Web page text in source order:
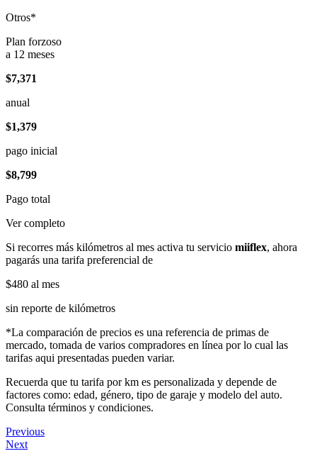
Otros*
Plan forzoso
a 12 meses
$7,371
anual
$1,379
pago inicial
$8,799
Pago total
Ver completo
Si recorres más kilómetros al mes activa tu servicio miiflex, ahora
pagarás una tarifa preferencial de
$480 al mes
sin reporte de kilómetros
*La comparación de precios es una referencia de primas de
mercado, tomada de varios compradores en línea por lo cual las
tarifas aqui presentadas pueden variar.
Recuerda que tu tarifa por km es personalizada y depende de
factores como: edad, género, tipo de garaje y modelo del auto.
Consulta términos y condiciones.
Previous
Next